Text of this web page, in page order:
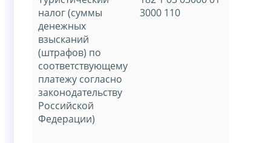
налог (суммы
денежных
взысканий
(штрафов) по
соответствующему
платежу согласно
законодательству
Российской
Федерации)
3000 110